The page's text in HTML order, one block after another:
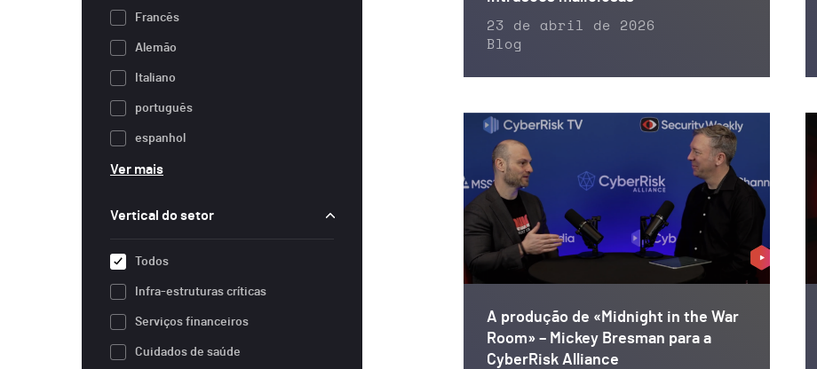
Francês
Alemão
Italiano
português
espanhol
Ver mais
Vertical do setor
Todos
Infra-estruturas críticas
Serviços financeiros
Cuidados de saúde
23 de abril de 2026
Blog
A produção de «Midnight in the War
Room» – Mickey Bresman para a
CyberRisk Alliance